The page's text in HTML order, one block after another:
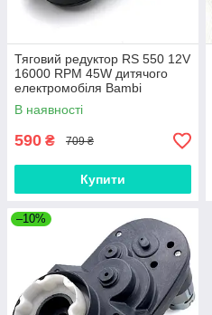
Тяговий редуктор RS 550 12V
16000 RPM 45W дитячого
електромобіля Bambi
В наявності
590 ₴ 709 ₴
Купити
–10%